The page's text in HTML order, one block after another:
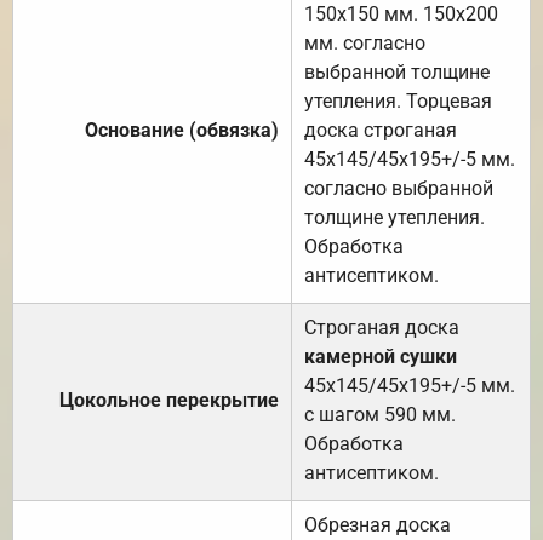
Основание (обвязка)
150х150 мм. 150х200
мм. согласно
выбранной толщине
утепления. Торцевая
доска строганая
45х145/45х195+/-5 мм.
согласно выбранной
толщине утепления.
Обработка
антисептиком.
Цокольное перекрытие
Строганая доска
камерной сушки
45х145/45х195+/-5 мм.
с шагом 590 мм.
Обработка
антисептиком.
Обрезная доска